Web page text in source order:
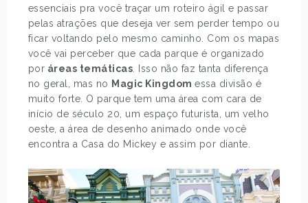
essenciais pra você traçar um roteiro ágil e passar
pelas atrações que deseja ver sem perder tempo ou
ficar voltando pelo mesmo caminho. Com os mapas
você vai perceber que cada parque é organizado
por áreas temáticas. Isso não faz tanta diferença
no geral, mas no Magic Kingdomessa divisão é
muito forte. O parque tem uma área com cara de
início de século 20, um espaço futurista, um velho
oeste, a área de desenho animado onde você
encontra a Casa do Mickey e assim por diante.